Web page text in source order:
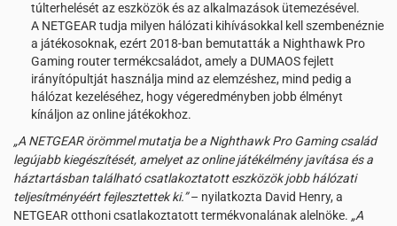
túlterhelését az eszközök és az alkalmazások ütemezésével.
A NETGEAR tudja milyen hálózati kihívásokkal kell szembenéznie
a játékosoknak, ezért 2018-ban bemutatták a Nighthawk Pro
Gaming router termékcsaládot, amely a DUMAOS fejlett
irányítópultját használja mind az elemzéshez, mind pedig a
hálózat kezeléséhez, hogy végeredményben jobb élményt
kínáljon az online játékokhoz.
„A NETGEAR örömmel mutatja be a Nighthawk Pro Gaming család
legújabb kiegészítését, amelyet az online játékélmény javítása és a
háztartásban található csatlakoztatott eszközök jobb hálózati
teljesítményéért fejlesztettek ki.”– nyilatkozta David Henry, a
NETGEAR otthoni csatlakoztatott termékvonalának alelnöke. „A